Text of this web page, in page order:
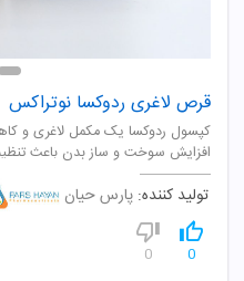
قرص لاغری ردوکسا نوتراکس
کپسول ردوکسا یک مکمل لاغری و
افزایش سوخت و ساز بدن باعث
تولید کننده: پارس حیان
0
0